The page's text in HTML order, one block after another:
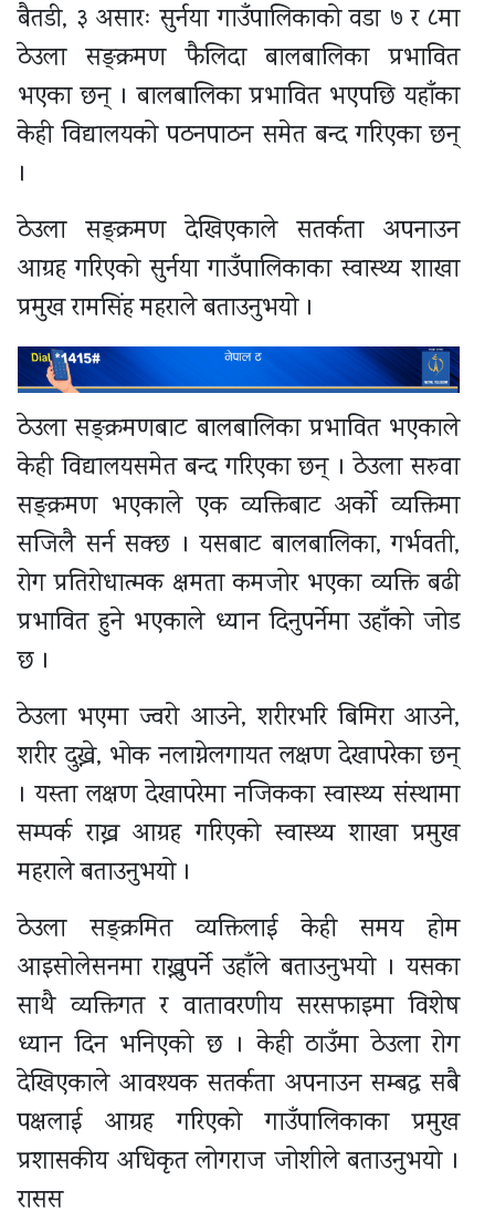
बैतडी, ३ असारः सुर्नया गाउँपालिकाको वडा ७ र ८मा
ठेउला सङ्क्रमण फैलिदा बालबालिका प्रभावित
भएका छन् । बालबालिका प्रभावित भएपछि यहाँका
केही विद्यालयको पठनपाठन समेत बन्द गरिएका छन्
।
ठेउला सङ्क्रमण देखिएकाले सतर्कता अपनाउन
आग्रह गरिएको सुर्नया गाउँपालिकाका स्वास्थ्य शाखा
प्रमुख रामसिंह महराले बताउनुभयो ।
ठेउला सङ्क्रमणबाट बालबालिका प्रभावित भएकाले
केही विद्यालयसमेत बन्द गरिएका छन् । ठेउला सरुवा
सङ्क्रमण भएकाले एक व्यक्तिबाट अर्को व्यक्तिमा
सजिलै सर्न सक्छ । यसबाट बालबालिका, गर्भवती,
रोग प्रतिरोधात्मक क्षमता कमजोर भएका व्यक्ति बढी
प्रभावित हुने भएकाले ध्यान दिनुपर्नेमा उहाँको जोड
छ ।
ठेउला भएमा ज्वरो आउने, शरीरभरि बिमिरा आउने,
शरीर दुख्ने, भोक नलाग्नेलगायत लक्षण देखापरेका छन्
। यस्ता लक्षण देखापरेमा नजिकका स्वास्थ्य संस्थामा
सम्पर्क राख्न आग्रह गरिएको स्वास्थ्य शाखा प्रमुख
महराले बताउनुभयो ।
ठेउला सङ्क्रमित व्यक्तिलाई केही समय होम
आइसोलेसनमा राख्नुपर्ने उहाँले बताउनुभयो । यसका
साथै व्यक्तिगत र वातावरणीय सरसफाइमा विशेष
ध्यान दिन भनिएको छ । केही ठाउँमा ठेउला रोग
देखिएकाले आवश्यक सतर्कता अपनाउन सम्बद्ध सबै
पक्षलाई आग्रह गरिएको गाउँपालिकाका प्रमुख
प्रशासकीय अधिकृत लोगराज जोशीले बताउनुभयो ।
रासस